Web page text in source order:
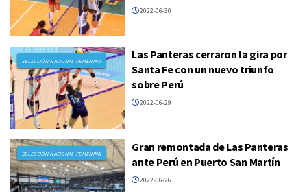
2022-06-30
SELECCIÓN NACIONAL FEMENINA
Las Panteras cerraron la gira por
Santa Fe con un nuevo triunfo
sobre Perú
2022-06-29
SELECCIÓN NACIONAL FEMENINA
Gran remontada de Las Panteras
ante Perú en Puerto San Martín
2022-06-26